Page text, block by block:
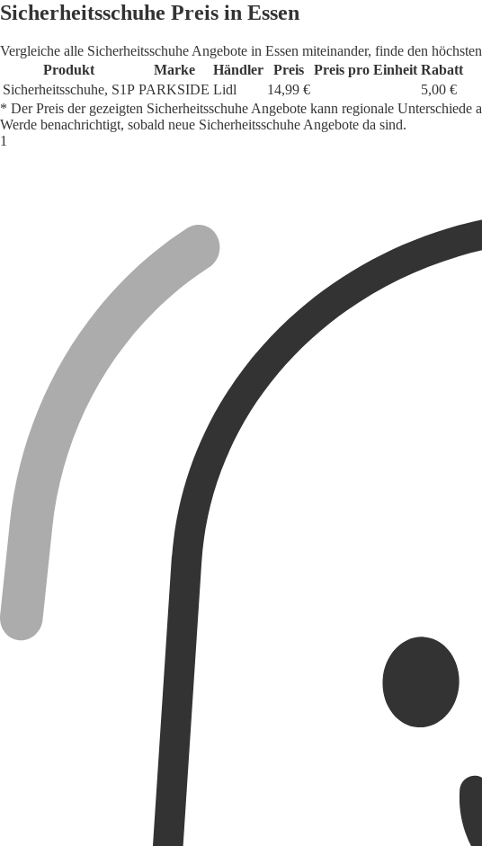
Sicherheitsschuhe Preis in Essen
Vergleiche alle Sicherheitsschuhe Angebote in Essen miteinander, finde den
Produkt
Marke Händler Preis Preis pro Einheit Rabatt
Sicherheitsschuhe, S1P PARKSIDE Lidl 14,99 €
5,00 €
* Der Preis der gezeigten Sicherheitsschuhe Angebote kann regionale Unterschiede
Werde benachrichtigt, sobald neue Sicherheitsschuhe Angebote da sind.